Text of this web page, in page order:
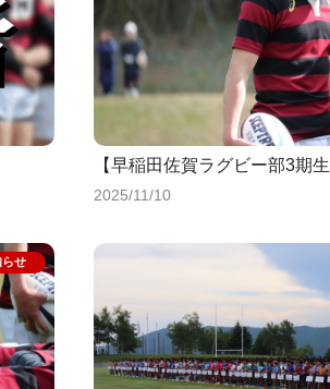
【早稲田佐賀ラグビー部3期生
2025/11/10